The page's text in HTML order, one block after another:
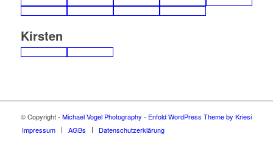
Kirsten
© Copyright - Michael Vogel Photography - Enfold WordPress Theme by Kriesi
Impressum
AGBs Datenschutzerklärung